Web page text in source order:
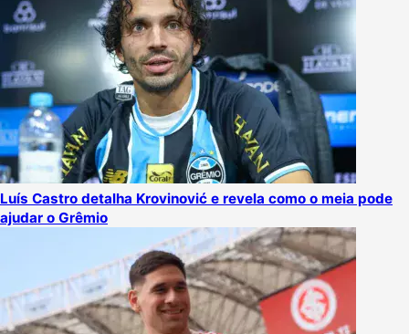
Luís Castro detalha Krovinović e revela como o meia pode
ajudar o Grêmio